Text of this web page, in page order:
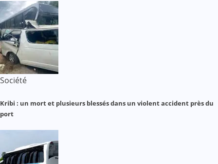
Société
Kribi : un mort et plusieurs blessés dans un violent accident près du
port